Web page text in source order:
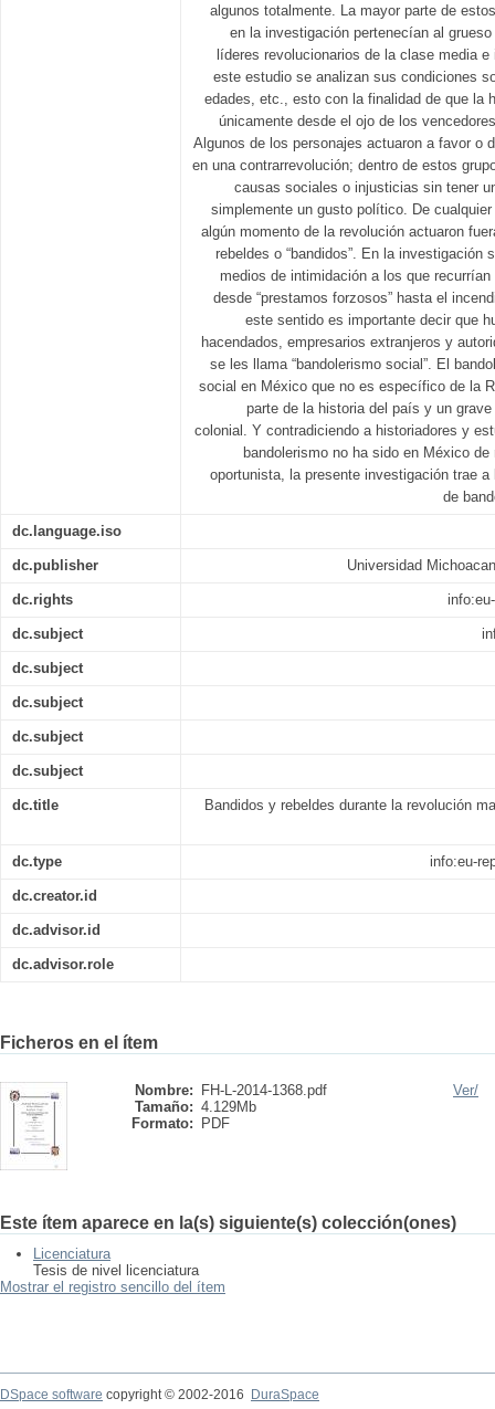
algunos totalmente. La mayor parte de
en la investigación pertenecían al
líderes revolucionarios de la clase media
este estudio se analizan sus condiciones
edades, etc., esto con la finalidad de que la
únicamente desde el ojo de los
Algunos de los personajes actuaron a favor o
en una contrarrevolución; dentro de estos
causas sociales o injusticias sin tener
simplemente un gusto político. De
algún momento de la revolución actuaron
rebeldes o “bandidos”. En la
medios de intimidación a los que
desde “prestamos forzosos” hasta el
este sentido es importante decir que
hacendados, empresarios extranjeros y
se les llama “bandolerismo social”. El
social en México que no es específico de la
parte de la historia del país y un
colonial. Y contradiciendo a historiadores y
bandolerismo no ha sido en México de
oportunista, la presente investigación trae
de
dc.language.iso
dc.publisher Universidad
dc.rights
dc.subject
dc.subject
dc.subject
dc.subject
dc.subject
dc.title Bandidos y rebeldes durante la revolución
dc.type info:eu-
dc.creator.id
dc.advisor.id
dc.advisor.role
Ficheros en el ítem
Nombre:
FH-L-2014-1368.pdf
Tamaño: 4.129Mb
Formato:
PDF
Ver/
Este ítem aparece en la(s) siguiente(s) colección(ones)
Licenciatura
Tesis de nivel licenciatura
Mostrar el registro sencillo del ítem
DSpace software copyright © 2002-2016
DuraSpace